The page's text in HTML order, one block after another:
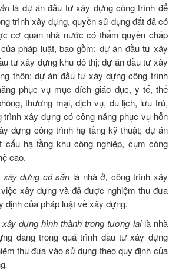
là dự án đầu tư xây dựng công trình để
trình xây dựng, quyền sử dụng đất đã có
cơ quan nhà nước có thẩm quyền chấp
pháp luật, bao gồm: dự án đầu tư xây
tư xây dựng khu đô thị; dự án đầu tư xây
thôn; dự án đầu tư xây dựng công trình
phục vụ mục đích giáo dục, y tế, thể
thương mại, dịch vụ, du lịch, lưu trú,
trình xây dựng có công năng phục vụ hỗn
dựng công trình hạ tầng kỹ thuật; dự án
hạ tầng khu công nghiệp, cụm công
cao.
dựng có sẵn là nhà ở, công trình xây
xây dựng và đã được nghiệm thu đưa
định của pháp luật về xây dựng.
dựng hình thành trong tương lai là nhà
đang trong quá trình đầu tư xây dựng
thu đưa vào sử dụng theo quy định của
.